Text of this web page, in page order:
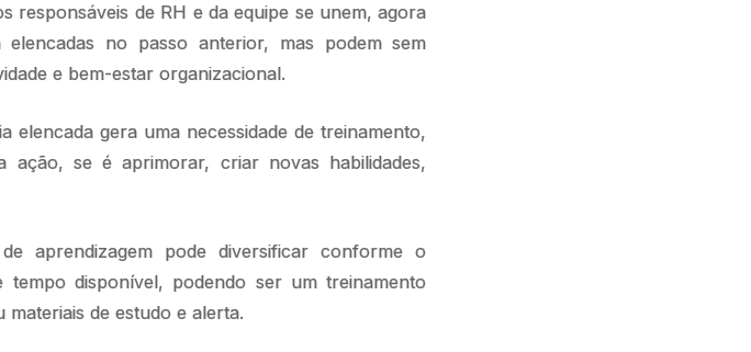
responsáveis de RH e da equipe se unem, agora
no passo anterior, mas podem sem
e bem-estar organizacional.
elencada gera uma necessidade de treinamento,
ação, se é aprimorar, criar novas habilidades,
aprendizagem pode diversificar conforme o
disponível, podendo ser um treinamento
de estudo e alerta.